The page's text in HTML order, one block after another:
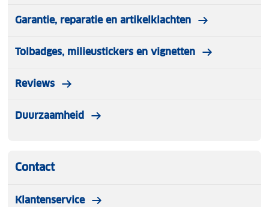
Garantie, reparatie en artikelklachten
Tolbadges, milieustickers en vignetten
Reviews
Duurzaamheid
Contact
Klantenservice